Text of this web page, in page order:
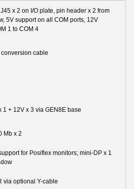
x 2 on I/O plate, pin header x 2 from
5V support on all COM ports, 12V
1 to COM 4
cable
1 + 12V x 3 via GEN8E base
Mb x 2
for Posiflex monitors; mini-DP x 1
via optional Y-cable